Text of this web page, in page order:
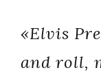
«Elvis
and roll,